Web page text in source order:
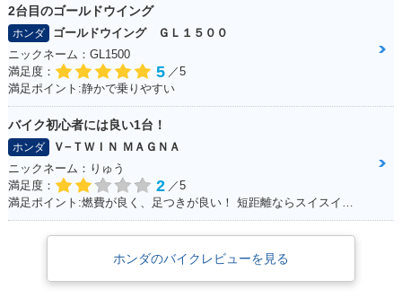
2台目のゴールドウイング
ホンダ
ゴールドウイング ＧＬ１５００
ニックネーム：GL1500
満足度：
5 ／5
満足ポイント:静かで乗りやすい
バイク初心者には良い1台！
ホンダ
Ｖ−ＴＷＩＮ ＭＡＧＮＡ
ニックネーム：りゅう
満足度：
2 ／5
満足ポイント:燃費が良く、足つきが良い！ 短距離ならスイスイいけます！ パーツもたくさんあるのでカスタマイズしやすいです。
ホンダのバイクレビューを見る